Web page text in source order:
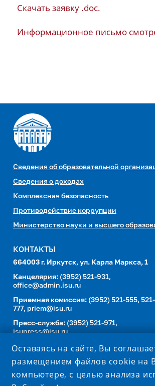
Скачать заявку .doc.
Информационное письмо
Сведения об образовательной
Сведения о доходах
Комплексная безопасность
Противодействие коррупции
Министерство науки и высшего
КОНТАКТЫ
664003 г. Иркутск, ул. Карла Маркса, 1
Канцелярия: (3952) 521-931,
office@admin.isu.ru
Приемная комиссия: (3952) 521-555, 521-
777, priem@isu.ru
Пресс-служба: (3952) 521-971,
isupress@isu.ru
Телефонный справочник
Оставаясь на сайте, Вы
размещением файлов cookie на
компьютере, с целью анализа